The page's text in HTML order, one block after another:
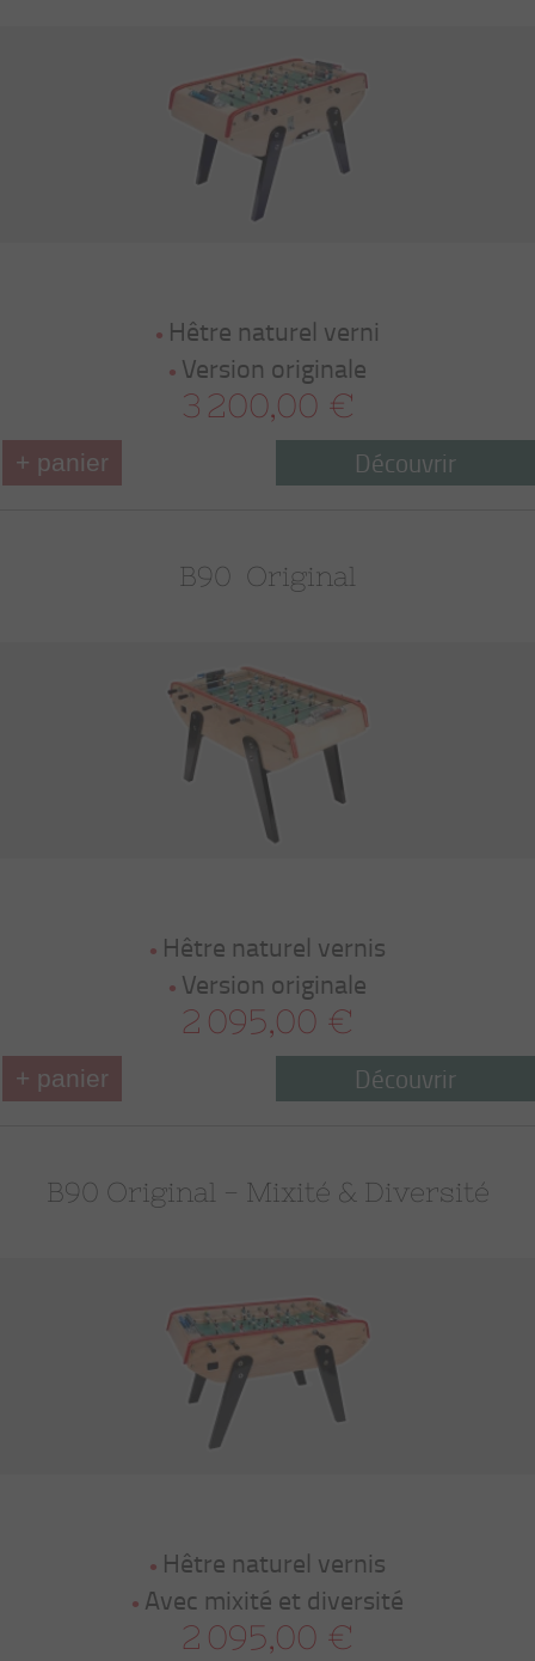
Hêtre naturel verni
Version originale
3 200,00 €
+ panier Découvrir
B90  Original
Hêtre naturel vernis
Version originale
2 095,00 €
+ panier Découvrir
B90 Original - Mixité & Diversité
Hêtre naturel vernis
Avec mixité et diversité
2 095,00 €